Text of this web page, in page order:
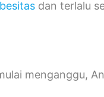
dan terlalu
menganggu,